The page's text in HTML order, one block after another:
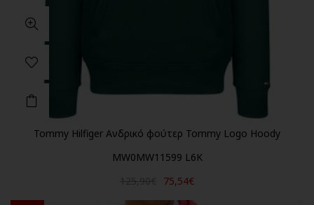
Tommy Hilfiger Ανδρικό φούτερ Tommy Logo Hoody
MW0MW11599 L6K
75,54€